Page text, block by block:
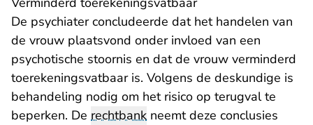
De psychiater concludeerde dat het handelen van
de vrouw plaatsvond onder invloed van een
psychotische stoornis en dat de vrouw verminderd
toerekeningsvatbaar is. Volgens de deskundige is
behandeling nodig om het risico op terugval te
beperken. De rechtbank neemt deze conclusies